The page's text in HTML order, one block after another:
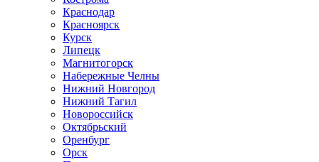
Краснодар
Красноярск
Курск
Липецк
Магнитогорск
Набережные Челны
Нижний Новгород
Нижний Тагил
Новороссийск
Октябрьский
Оренбург
Орск